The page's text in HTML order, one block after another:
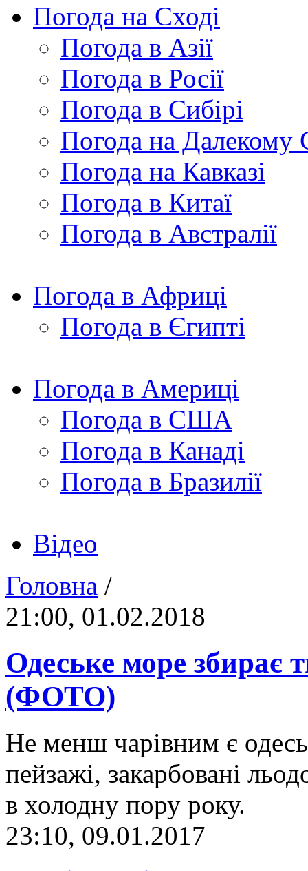
Погода на Сході
Погода в Азії
Погода в Росії
Погода в Сибірі
Погода на Далекому
Погода на Кавказі
Погода в Китаї
Погода в Австралії
Погода в Африці
Погода в Єгипті
Погода в Америці
Погода в США
Погода в Канаді
Погода в Бразилії
Відео
Головна /
21:00, 01.02.2018
Одеське море збирає
(ФОТО)
Не менш чарівним є
пейзажі, закарбовані
в холодну пору року.
23:10, 09.01.2017